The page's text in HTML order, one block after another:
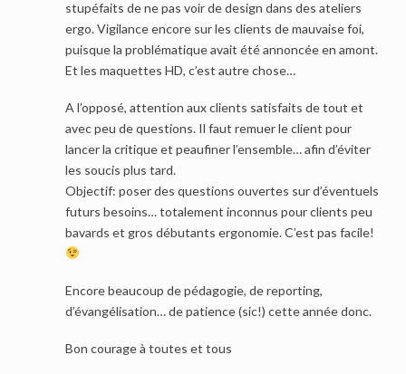
stupéfaits de ne pas voir de design dans des ateliers
ergo. Vigilance encore sur les clients de mauvaise foi,
puisque la problématique avait été annoncée en amont.
Et les maquettes HD, c’est autre chose…
A l’opposé, attention aux clients satisfaits de tout et
avec peu de questions. Il faut remuer le client pour
lancer la critique et peaufiner l’ensemble… afin d’éviter
les soucis plus tard.
Objectif: poser des questions ouvertes sur d’éventuels
futurs besoins… totalement inconnus pour clients peu
bavards et gros débutants ergonomie. C’est pas facile!
Encore beaucoup de pédagogie, de reporting,
d’évangélisation… de patience (sic!) cette année donc.
Bon courage à toutes et tous